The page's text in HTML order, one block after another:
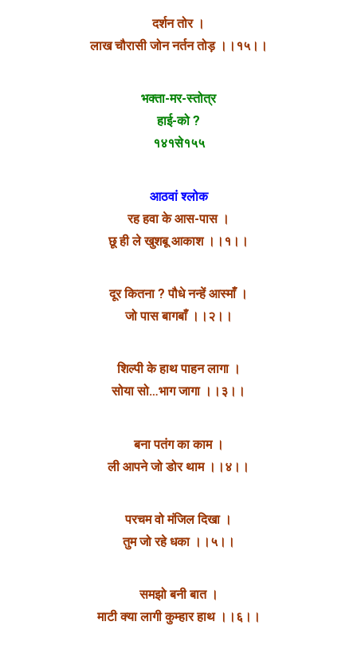
दर्शन तोर ।
लाख चौरासी जोन नर्तन तोड़ ।।१५।।
भक्ता-मर-स्तोत्र
हाई-को ?
१४१से१५५
आठवां श्लोक
रह हवा के आस-पास ।
छू ही ले खुशबू आकाश ।।१।।
दूर कितना ? पौधे नन्हें आस्माँ ।
जो पास बागबाँ ।।२।।
शिल्पी के हाथ पाहन लागा ।
सोया सो…भाग जागा ।।३।।
बना पतंग का काम ।
ली आपने जो डोर थाम ।।४।।
परचम वो मंजिल दिखा ।
तुम जो रहे धका ।।५।।
समझो बनी बात ।
माटी क्या लागी कुम्हार हाथ ।।६।।